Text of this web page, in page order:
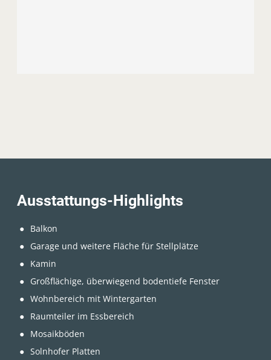
Ausstattungs-Highlights
Balkon
Garage und weitere Fläche für Stellplätze
Kamin
Großflächige, überwiegend bodentiefe Fenster
Wohnbereich mit Wintergarten
Raumteiler im Essbereich
Mosaikböden
Solnhofer Platten